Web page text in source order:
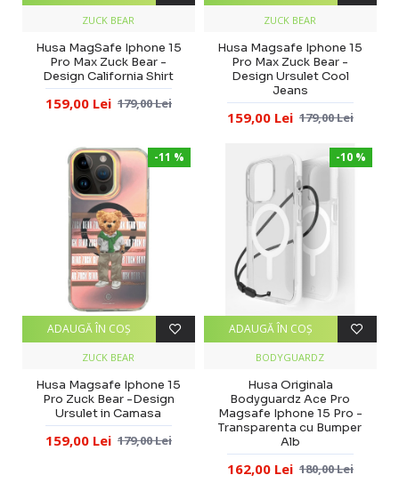
ZUCK BEAR
Husa MagSafe Iphone 15
Pro Max Zuck Bear -
Design California Shirt
159,00 Lei 179,00 Lei
ZUCK BEAR
Husa Magsafe Iphone 15
Pro Max Zuck Bear -
Design Ursulet Cool
Jeans
159,00 Lei 179,00 Lei
-11 %
ZUCK BEAR
Husa Magsafe Iphone 15
Pro Zuck Bear -Design
Ursulet in Camasa
159,00 Lei 179,00 Lei
ADAUGĂ ÎN COŞ
-10 %
BODYGUARDZ
Husa Originala
Bodyguardz Ace Pro
Magsafe Iphone 15 Pro -
Transparenta cu Bumper
Alb
162,00 Lei 180,00 Lei
ADAUGĂ ÎN COŞ